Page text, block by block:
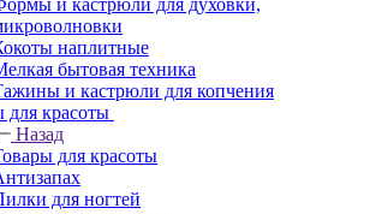
и кастрюли для духовки,
наплитные
бытовая техника
и кастрюли для копчения
для красоты
Назад
для красоты
для ногтей